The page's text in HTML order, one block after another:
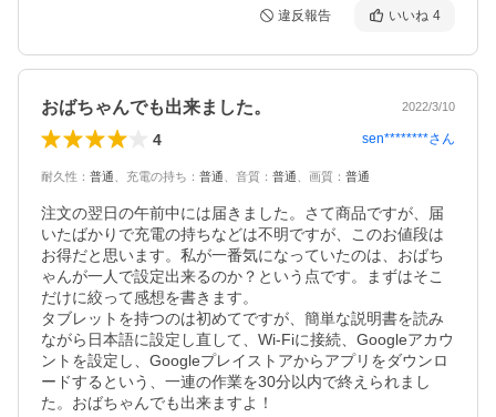
違反報告 いいね 4
おばちゃんでも出来ました。 2022/3/10
4 sen********さん
耐久性 ： 普通 充電の持ち ： 普通 音質 ： 普通 画質 ： 普通
注文の翌日の午前中には届きました。さて商品ですが、届
いたばかりで充電の持ちなどは不明ですが、このお値段は
お得だと思います。私が一番気になっていたのは、おばち
ゃんが一人で設定出来るのか？という点です。まずはそこ
だけに絞って感想を書きます。
タブレットを持つのは初めてですが、簡単な説明書を読み
ながら日本語に設定し直して、Wi-Fiに接続、Googleアカウ
ントを設定し、Googleプレイストアからアプリをダウンロ
ードするという、一連の作業を30分以内で終えられまし
た。おばちゃんでも出来ますよ！